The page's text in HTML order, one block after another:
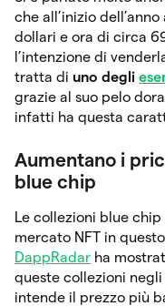
che all’inizio
dollari e ora di circa
l’intenzione di
tratta di uno degli
grazie al suo pelo
infatti ha questa
Aumentano i
blue chip
Le collezioni blue
mercato NFT in
DappRadar ha
queste collezioni
intende il prezzo più